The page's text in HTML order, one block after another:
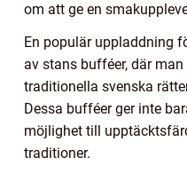
om att ge en
En populär uppladdning
av stans bufféer, där
traditionella svenska
Dessa bufféer ger inte
möjlighet till
traditioner.